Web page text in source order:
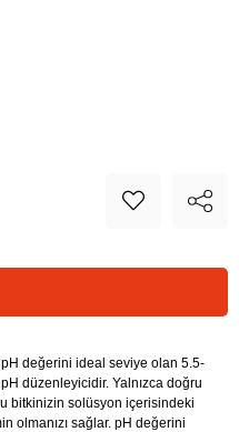
değerini ideal seviye olan 5.5-
düzenleyicidir. Yalnızca doğru
bitkinizin solüsyon içerisindeki
olmanızı sağlar. pH değerini